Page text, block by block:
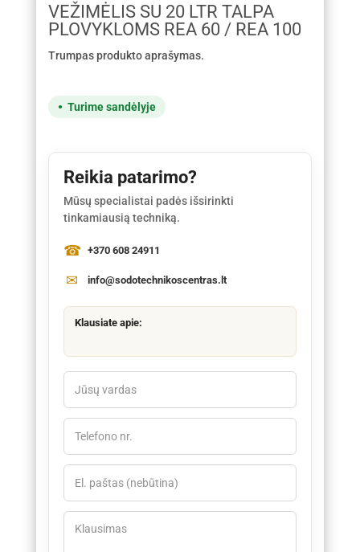
VEŽIMĖLIS SU 20 LTR TALPA
PLOVYKLOMS REA 60 / REA 100
Trumpas produkto aprašymas.
Turime sandėlyje
Reikia patarimo?
Mūsų specialistai padės išsirinkti
tinkamiausią techniką.
+370 608 24911
info@sodotechnikoscentras.lt
Klausiate apie: